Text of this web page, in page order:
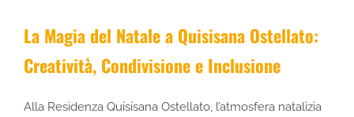
La Magia del Natale a Quisisana Ostellato:
Creatività, Condivisione e Inclusione
Alla Residenza Quisisana Ostellato, l’atmosfera natalizia